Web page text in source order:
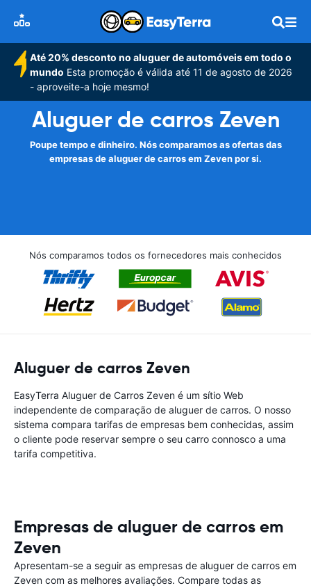
Até 20% desconto no aluguer de automóveis em todo o
mundo Esta promoção é válida até 11 de agosto de 2026
- aproveite-a hoje mesmo!
Aluguer de carros Zeven
Poupe tempo e dinheiro. Nós comparamos as ofertas das
empresas de aluguer de carros em Zeven por si.
Nós comparamos todos os fornecedores mais conhecidos
Aluguer de carros Zeven
EasyTerra Aluguer de Carros Zeven é um sítio Web
independente de comparação de aluguer de carros. O nosso
sistema compara tarifas de empresas bem conhecidas, assim
o cliente pode reservar sempre o seu carro connosco a uma
tarifa competitiva.
Empresas de aluguer de carros em
Zeven
Apresentam-se a seguir as empresas de aluguer de carros em
Zeven com as melhores avaliações. Compare todas as